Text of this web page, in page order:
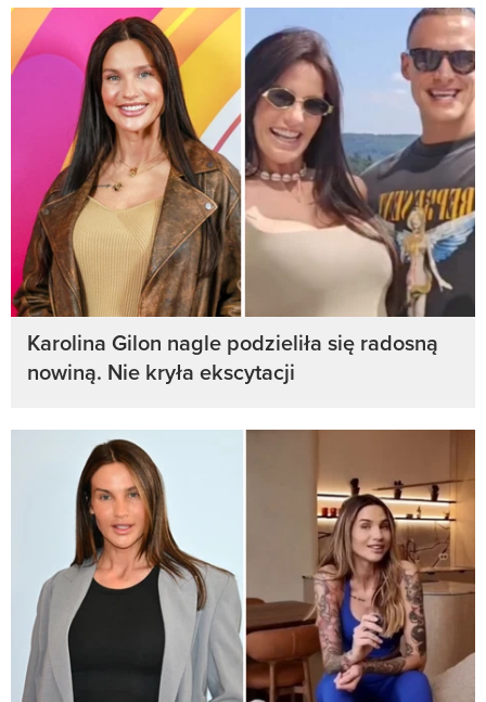
Karolina Gilon nagle podzieliła się radosną
nowiną. Nie kryła ekscytacji